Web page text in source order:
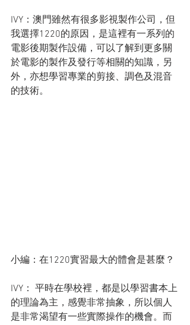
IVY：澳門雖然有很多影視製作公司，但
我選擇1220的原因，是這裡有一系列的
電影後期製作設備，可以了解到更多關
於電影的製作及發行等相關的知識，另
外，亦想學習專業的剪接、調色及混音
的技術。
小編：在1220實習最大的體會是甚麼？
IVY： 平時在學校裡，都是以學習書本上
的理論為主，感覺非常抽象，所以個人
是非常渴望有一些實際操作的機會。而